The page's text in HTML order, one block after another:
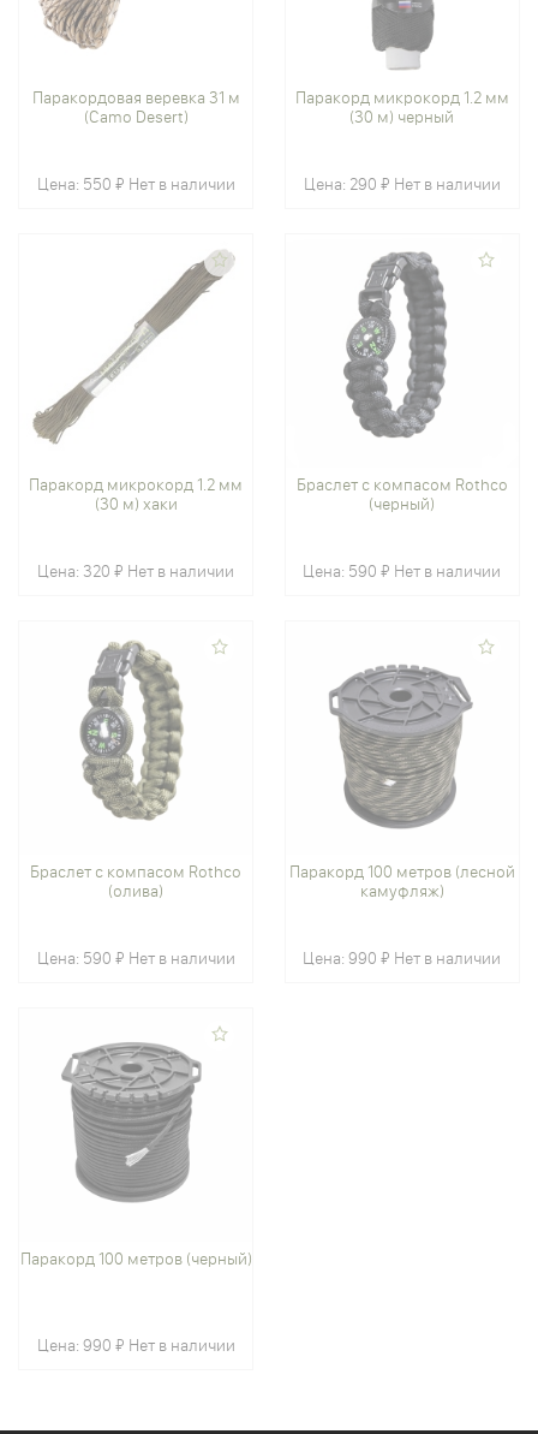
Паракордовая веревка 31 м
(Camo Desert)
Цена: 550 ₽ Нет в наличии
Паракорд микрокорд 1.2 мм
(30 м) черный
Цена: 290 ₽ Нет в наличии
Паракорд микрокорд 1.2 мм
(30 м) хаки
Цена: 320 ₽ Нет в наличии
Браслет с компасом Rothco
(черный)
Цена: 590 ₽ Нет в наличии
Браслет с компасом Rothco
(олива)
Цена: 590 ₽ Нет в наличии
Паракорд 100 метров (лесной
камуфляж)
Цена:990 ₽ Нет в наличии
Паракорд 100 метров (черный)
Цена: 990 ₽ Нет в наличии